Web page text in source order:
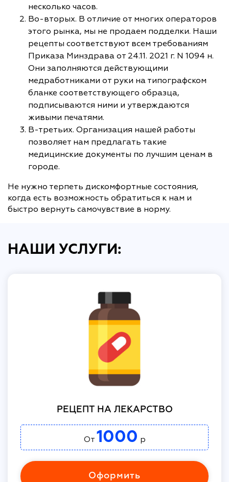
несколько часов.
Во-вторых. В отличие от многих операторов
этого рынка, мы не продаем подделки. Наши
рецепты соответствуют всем требованиям
Приказа Минздрава от 24.11. 2021 г. N 1094 н.
Они заполняются действующими
медработниками от руки на типографском
бланке соответствующего образца,
подписываются ними и утверждаются
живыми печатями.
В-третьих. Организация нашей работы
позволяет нам предлагать такие
медицинские документы по лучшим ценам в
городе.
Не нужно терпеть дискомфортные состояния,
когда есть возможность обратиться к нам и
быстро вернуть самочувствие в норму.
НАШИ УСЛУГИ:
РЕЦЕПТ НА ЛЕКАРСТВО
От 1000 р
Оформить